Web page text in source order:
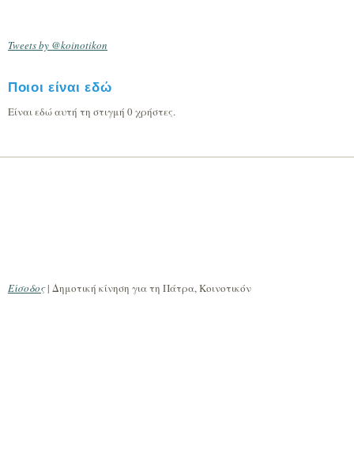
Tweets by @koinotikon
Ποιοι είναι εδώ
Είναι εδώ αυτή τη στιγμή 0 χρήστες.
Είσοδος| Δημοτική κίνηση για τη Πάτρα, Κοινοτικόν